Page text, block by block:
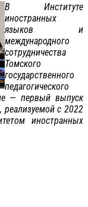
В Институте
иностранных
языков и
международного
сотрудничества
Томского
государственного
педагогического
— первый выпуск
с 2022
иностранных